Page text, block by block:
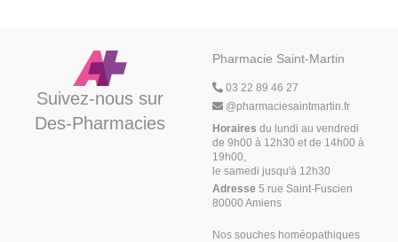
Suivez-nous sur
Des-Pharmacies
Pharmacie Saint-Martin
03 22 89 46 27
@pharmaciesaintmartin.fr
Horaires du lundi au vendredi
de 9h00 à 12h30 et de 14h00 à
19h00,
le samedi jusqu'à 12h30
Adresse 5 rue Saint-Fuscien
80000 Amiens
Nos souches homéopathiques